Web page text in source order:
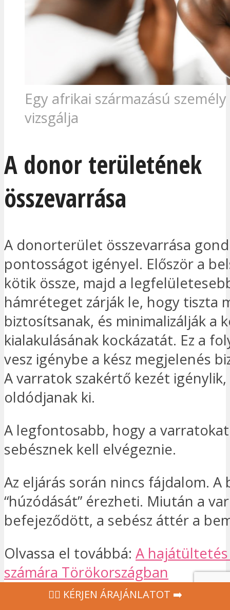
Egy afrikai származású
vizsgálja
A donor területének
összevarrása
A donorterület összevarrása
pontosságot igényel. Először a
kötik össze, majd a
hámréteget zárják le, hogy tiszta
biztosítsanak, és minimalizálják a
kialakulásának kockázatát. Ez a
vesz igénybe a kész megjelenés
A varratok szakértő kezét
oldódjanak ki.
A legfontosabb, hogy a
sebésznek kell elvégeznie.
Az eljárás során nincs fájdalom. A
“húzódását” érezheti. Miután a
befejeződött, a sebész áttér a
Olvassa el továbbá: A
számára Törökországban
‍👩‍⚕ KÉRJEN ÁRAJÁNLATOT ➡️